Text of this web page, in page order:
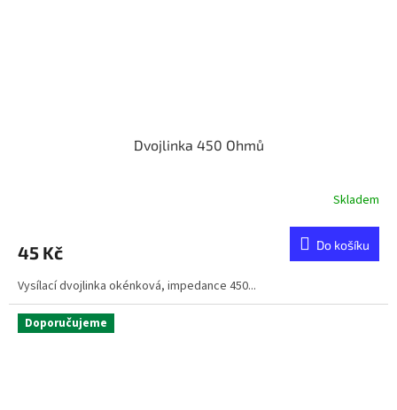
Dvojlinka 450 Ohmů
Skladem
45 Kč Do košíku
Vysílací dvojlinka okénková, impedance 450...
Doporučujeme